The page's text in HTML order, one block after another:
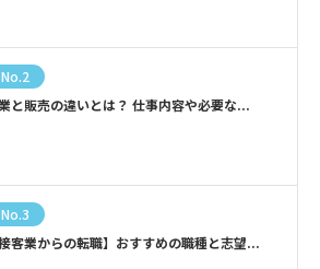
No.2
と販売の違いとは？ 仕事内容や必要な...
No.3
接客業からの転職】おすすめの職種と志望...